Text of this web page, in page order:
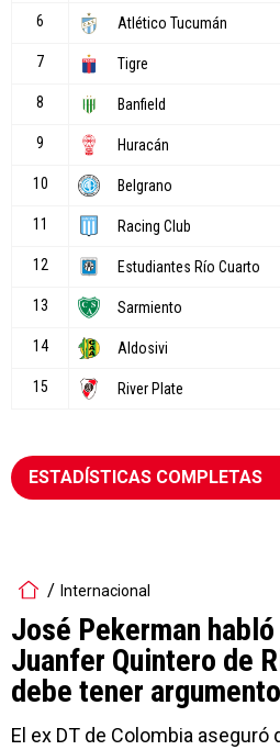
ESTADÍSTICAS COMPLETAS
Internacional
José Pekerman
Juanfer Quintero de
debe tener
El ex DT de Colombia aseguró